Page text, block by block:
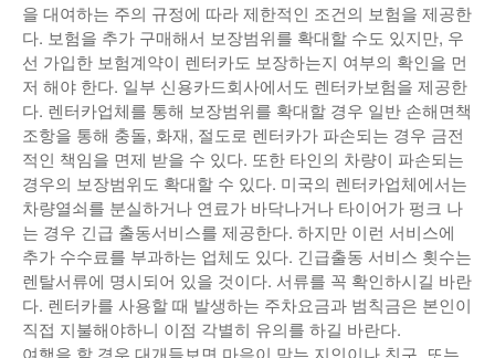
을 대여하는 주의 규정에 따라 제한적인 조건의 보험을 제공한
다. 보험을 추가 구매해서 보장범위를 확대할 수도 있지만, 우
선 가입한 보험계약이 렌터카도 보장하는지 여부의 확인을 먼
저 해야 한다. 일부 신용카드회사에서도 렌터카보험을 제공한
다. 렌터카업체를 통해 보장범위를 확대할 경우 일반 손해면책
조항을 통해 충돌, 화재, 절도로 렌터카가 파손되는 경우 금전
적인 책임을 면제 받을 수 있다. 또한 타인의 차량이 파손되는
경우의 보장범위도 확대할 수 있다. 미국의 렌터카업체에서는
차량열쇠를 분실하거나 연료가 바닥나거나 타이어가 펑크 나
는 경우 긴급 출동서비스를 제공한다. 하지만 이런 서비스에
추가 수수료를 부과하는 업체도 있다. 긴급출동 서비스 횟수는
렌탈서류에 명시되어 있을 것이다. 서류를 꼭 확인하시길 바란
다. 렌터카를 사용할 때 발생하는 주차요금과 범칙금은 본인이
직접 지불해야하니 이점 각별히 유의를 하길 바란다.
여행을 할 경우 대개들보면 마음이 맞는 지인이나 친구, 또는